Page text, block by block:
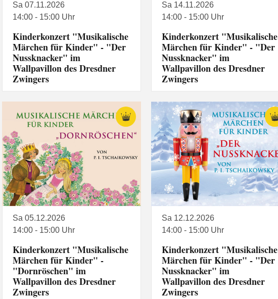
Sa 07.11.2026
14:00 - 15:00 Uhr
Kinderkonzert "Musikalische
Märchen für Kinder" - "Der
Nussknacker" im
Wallpavillon des Dresdner
Zwingers
Sa 14.11.2026
14:00 - 15:00 Uhr
Kinderkonzert "Musikalische
Märchen für Kinder" - "Der
Nussknacker" im
Wallpavillon des Dresdner
Zwingers
Sa 05.12.2026
14:00 - 15:00 Uhr
Kinderkonzert "Musikalische
Märchen für Kinder" -
"Dornröschen" im
Wallpavillon des Dresdner
Zwingers
Sa 12.12.2026
14:00 - 15:00 Uhr
Kinderkonzert "Musikalische
Märchen für Kinder" - "Der
Nussknacker" im
Wallpavillon des Dresdner
Zwingers